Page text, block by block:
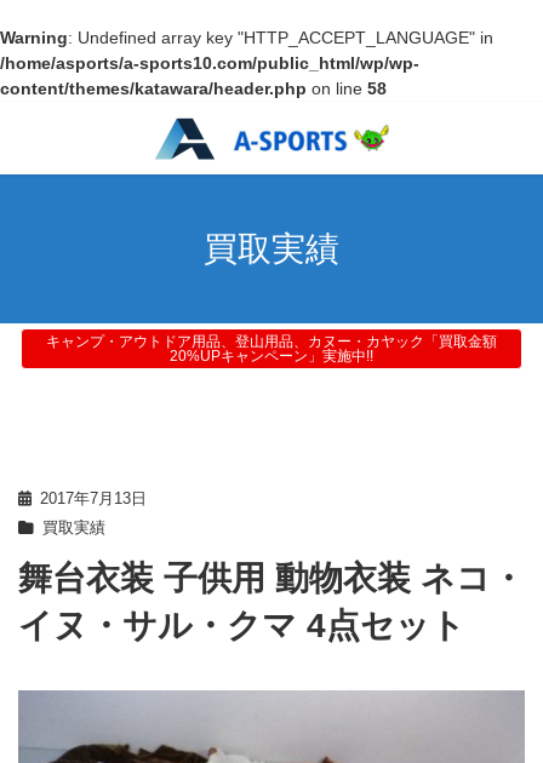
Warning: Undefined array key "HTTP_ACCEPT_LANGUAGE" in
/home/asports/a-sports10.com/public_html/wp/wp-
content/themes/katawara/header.php on line 58
買取実績
キャンプ・アウトドア用品、登山用品、カヌー・カヤック「買取金額
20%UPキャンペーン」実施中!!
2017年7月13日
買取実績
舞台衣装 子供用 動物衣装 ネコ・
イヌ・サル・クマ 4点セット